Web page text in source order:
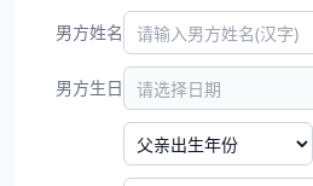
男方姓名
男方生日